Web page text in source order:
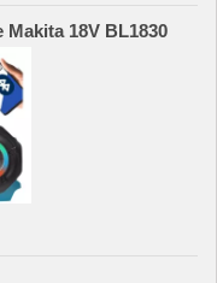
18V BL1830